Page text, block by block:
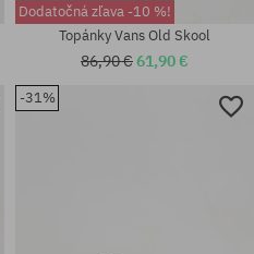
Dodatočná zľava -10 %!
Topánky Vans Old Skool
86,90 €61,90 €
-31%